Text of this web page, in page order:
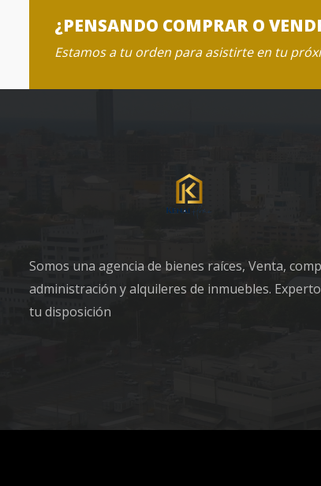
¿PENSANDO COMPRAR O
Estamos a tu orden para asistirte en tu
Somos una agencia de bienes raíces, Venta,
administración y alquileres de inmuebles.
tu disposición